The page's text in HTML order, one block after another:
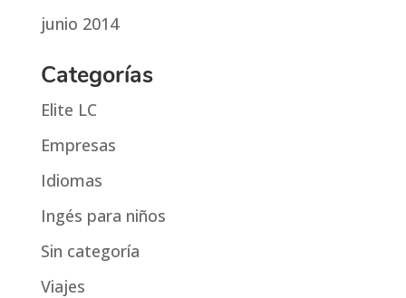
junio 2014
Categorías
Elite LC
Empresas
Idiomas
Ingés para niños
Sin categoría
Viajes